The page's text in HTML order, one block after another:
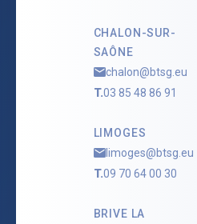
CHALON-SUR-
SAÔNE
chalon@btsg.eu
T.03 85 48 86 91
LIMOGES
limoges@btsg.eu
T.09 70 64 00 30
BRIVE LA